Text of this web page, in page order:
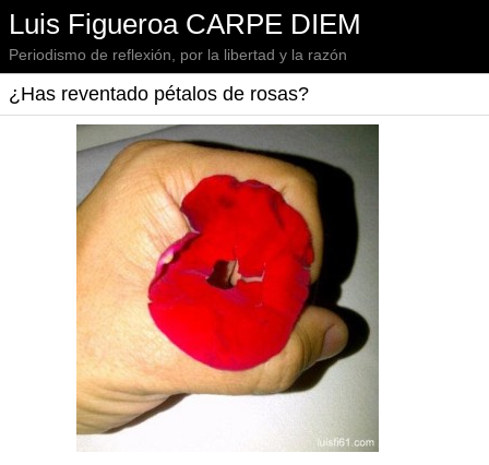
Luis Figueroa CARPE DIEM
Periodismo de reflexión, por la libertad y la razón
¿Has reventado pétalos de rosas?